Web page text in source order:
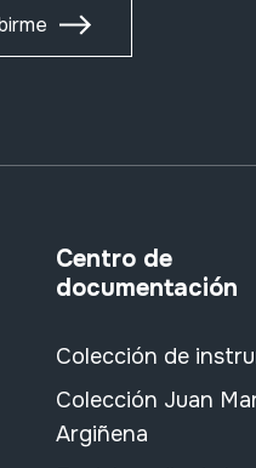
Centro de
documentación
Colección de
Colección Juan
Argiñena